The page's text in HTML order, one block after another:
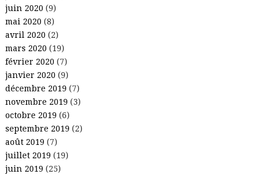
juin 2020 (9)
mai 2020 (8)
avril 2020 (2)
mars 2020 (19)
février 2020 (7)
janvier 2020 (9)
décembre 2019 (7)
novembre 2019 (3)
octobre 2019 (6)
septembre 2019 (2)
août 2019 (7)
juillet 2019 (19)
juin 2019 (25)